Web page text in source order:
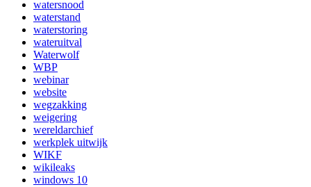
watersnood
waterstand
waterstoring
wateruitval
Waterwolf
WBP
webinar
website
wegzakking
weigering
wereldarchief
werkplek uitwijk
WIKF
wikileaks
windows 10